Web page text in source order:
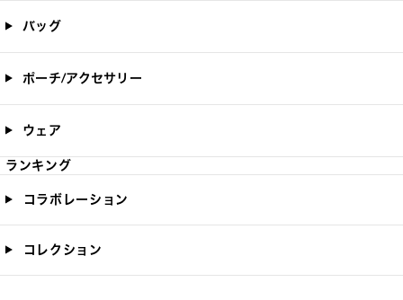
バッグ
ポーチ/アクセサリー
ウェア
ランキング
コラボレーション
コレクション